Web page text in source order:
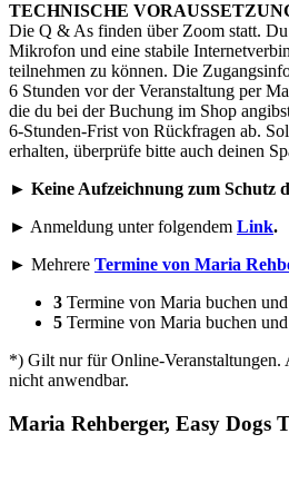
TECHNISCHE
Die Q & As finden über Zoom statt.
Mikrofon und eine stabile
teilnehmen zu können. Die
6 Stunden vor der Veranstaltung per
die du bei der Buchung im Shop
6-Stunden-Frist von Rückfragen ab.
erhalten, überprüfe bitte auch deinen
► Keine Aufzeichnung zum Schutz
► Anmeldung unter folgendem Link.
► Mehrere Termine von Maria
3 Termine von Maria buchen
5 Termine von Maria buchen
*) Giltnur für Online-Veranstaltungen.
nicht anwendbar.
Maria Rehberger, Easy Dogs